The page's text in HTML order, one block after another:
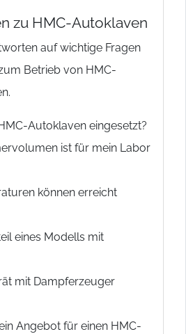
zu HMC-Autoklaven
auf wichtige Fragen
Betrieb von HMC-
Autoklaven eingesetzt?
ist für mein Labor
können erreicht
eines Modells mit
mit Dampferzeuger
Angebot für einen HMC-